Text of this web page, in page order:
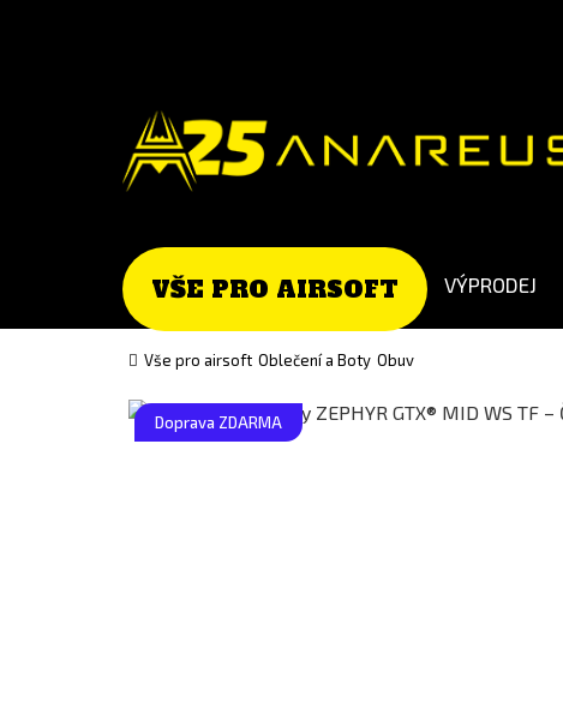
version
VŠE PRO AIRSOFT VÝPRODEJ
Vše pro airsoft Oblečení a Boty Obuv
Doprava ZDARMA